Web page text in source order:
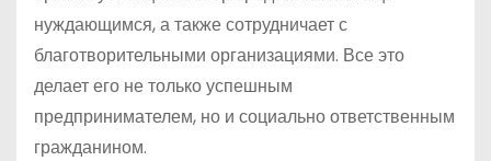
нуждающимся, а также сотрудничает с
благотворительными организациями. Все это
делает его не только успешным
предпринимателем, но и социально ответственным
гражданином.